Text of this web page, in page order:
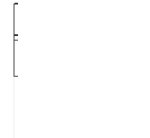
verliebt ~